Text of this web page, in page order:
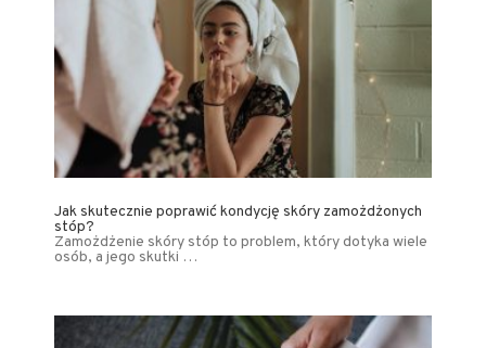
Jak skutecznie poprawić kondycję skóry zamożdżonych
stóp?
Zamożdżenie skóry stóp to problem, który dotyka wiele
osób, a jego skutki …